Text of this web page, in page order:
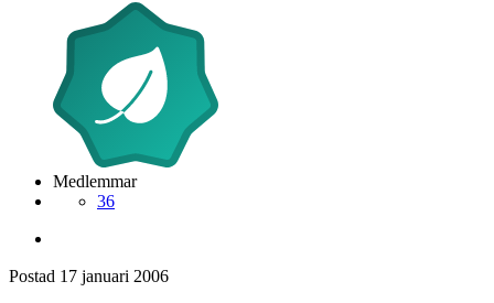
Medlemmar
36
Postad 17 januari 2006